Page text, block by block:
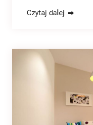
Czytaj dalej